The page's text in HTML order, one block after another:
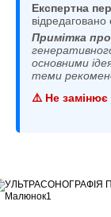
Експертна
Примітка
основними
теми
⚠️ Не замінює